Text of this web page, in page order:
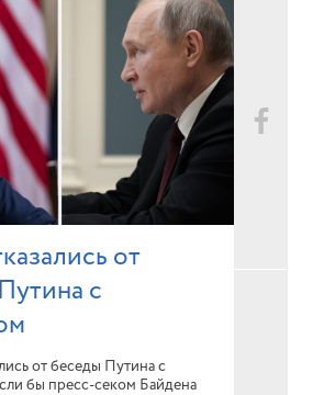
от
с
от беседы Путина с
бы пресс-секом Байдена